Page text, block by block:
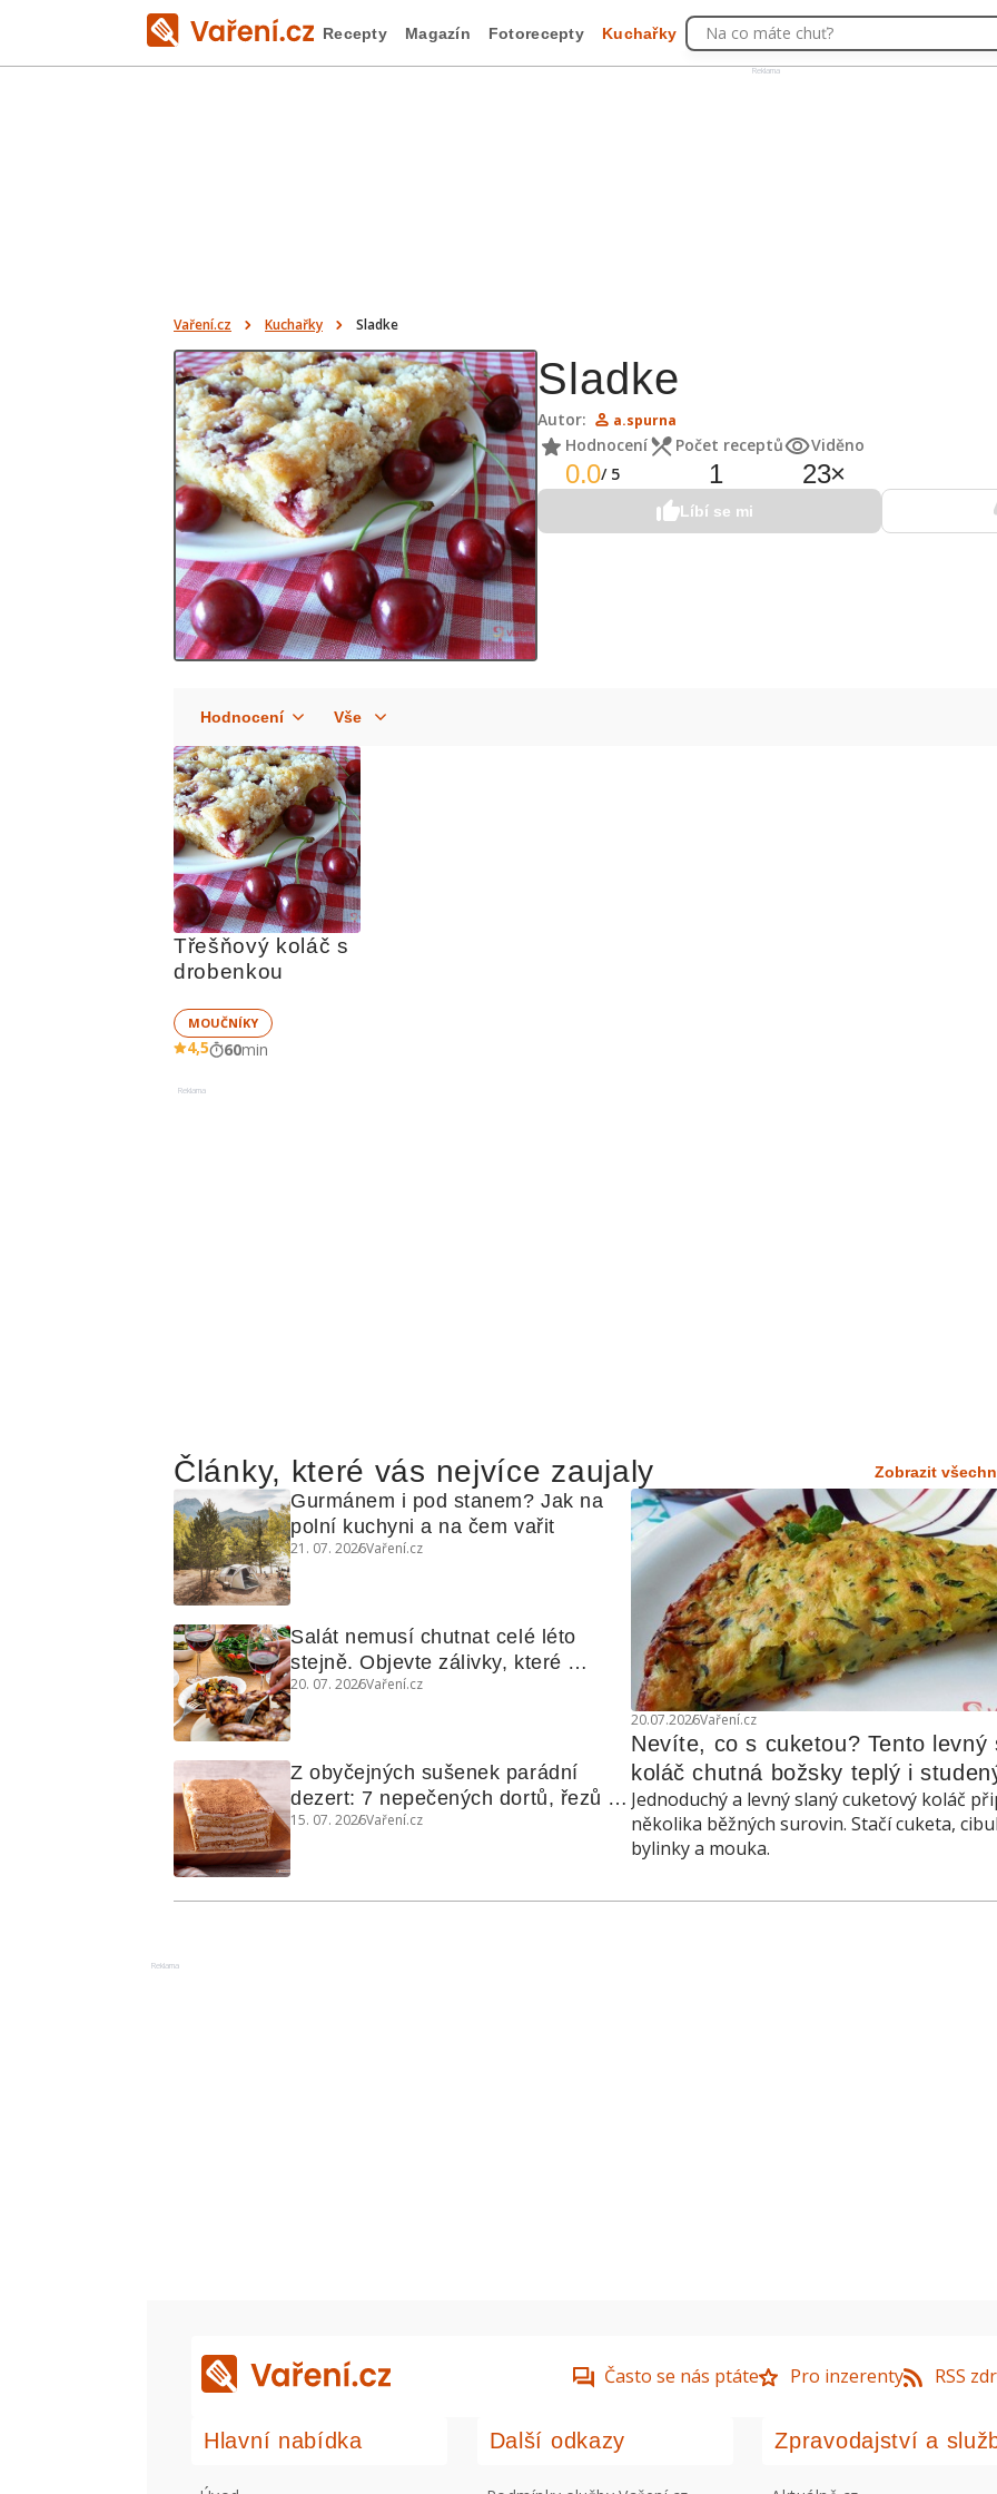
Reklama
Recepty Magazín Fotorecepty Kuchařky Na co máte chuť?
Vaření.cz Kuchařky Sladke
Sladke
Autor: a.spurna
Hodnocení
0.0/ 5
Počet receptů
1
Viděno
23×
Líbí se mi
Třešňový koláč s
drobenkou
MOUČNÍKY
4,5 60min
Reklama
Články, které vás nejvíce zaujaly Zobrazit
20.07.2026Vaření.cz
Nevíte, co s cuketou? Tento levný
koláč chutná božsky teplý i
Jednoduchý a levný slaný cuketový koláč
několika běžných surovin. Stačí cuketa,
bylinky a mouka.
Gurmánem i pod stanem? Jak na
polní kuchyni a na čem vařit
21. 07. 2026Vaření.cz
Salát nemusí chutnat celé léto
stejně. Objevte zálivky, které
využijete i na maso, nudle nebo
20. 07. 2026Vaření.cz
Z obyčejných sušenek parádní
dezert: 7 nepečených dortů, řezů a
koláčů
15. 07. 2026Vaření.cz
Reklama
Často se nás ptáte Pro inzerenty RSS
Hlavní nabídka Další odkazy Zpravodajství a